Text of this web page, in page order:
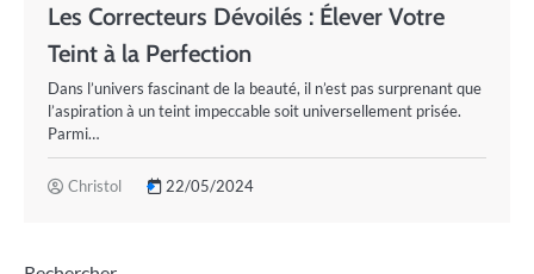
Les Correcteurs Dévoilés : Élever Votre
Teint à la Perfection
Dans l’univers fascinant de la beauté, il n’est pas surprenant que
l’aspiration à un teint impeccable soit universellement prisée.
Parmi…
Christol 22/05/2024